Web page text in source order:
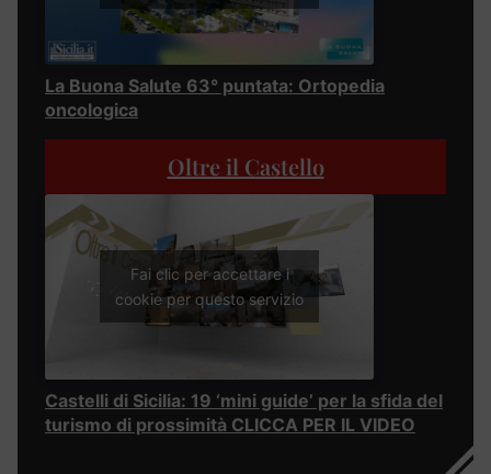
La Buona Salute 63° puntata: Ortopedia
oncologica
Oltre il Castello
Fai clic per accettare i
cookie per questo servizio
Castelli di Sicilia: 19 ‘mini guide’ per la sfida del
turismo di prossimità CLICCA PER IL VIDEO